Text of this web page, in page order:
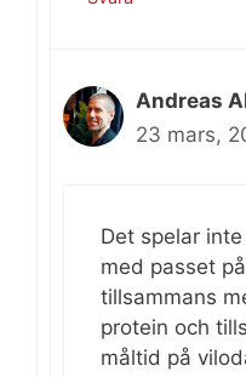
Andreas
23 mars,
Det spelar
med passet
tillsammans
protein och
måltid på